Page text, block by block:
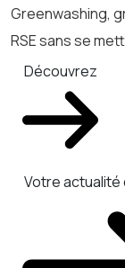
Greenwashing,
RSE sans se
Découvrez
Votre actualité